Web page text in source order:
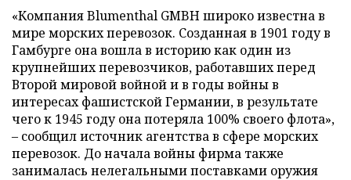
«Компания Blumenthal GMBH широко известна в
мире морских перевозок. Созданная в 1901 году в
Гамбурге она вошла в историю как один из
крупнейших перевозчиков, работавших перед
Второй мировой войной и в годы войны в
интересах фашистской Германии, в результате
чего к 1945 году она потеряла 100% своего флота»,
– сообщил источник агентства в сфере морских
перевозок. До начала войны фирма также
занималась нелегальными поставками оружия